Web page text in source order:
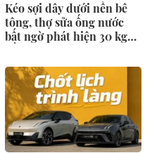
Kéo sợi dây dưới nền bê
tông, thợ sửa ống nước
bất ngờ phát hiện 30 kg
bị phong tỏa